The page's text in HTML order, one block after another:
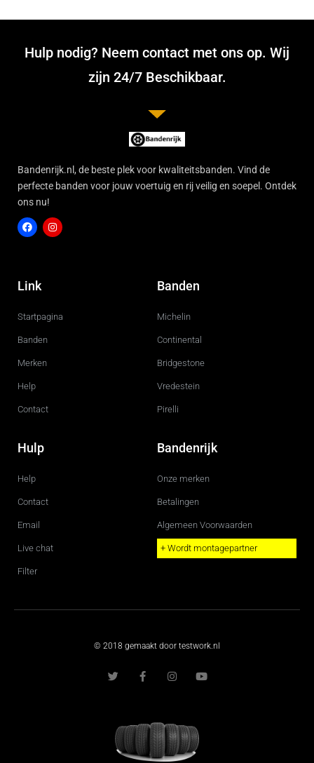
Hulp nodig? Neem contact met ons op. Wij
zijn 24/7 Beschikbaar.
Bandenrijk.nl, de beste plek voor kwaliteitsbanden. Vind de
perfecte banden voor jouw voertuig en rij veilig en soepel. Ontdek
ons nu!
c
e
o
g
r
Link
Startpagina
Banden
Merken
Help
Contact
Banden
Michelin
Continental
Bridgestone
Vredestein
Pirelli
Hulp
Help
Contact
Email
Live chat
Filter
Bandenrijk
Onze merken
Betalingen
Algemeen Voorwaarden
+ Wordt montagepartner
© 2018 gemaakt door testwork.nl
w
i
a
c
o
k
-
f
n
s
r
a
m
o
u